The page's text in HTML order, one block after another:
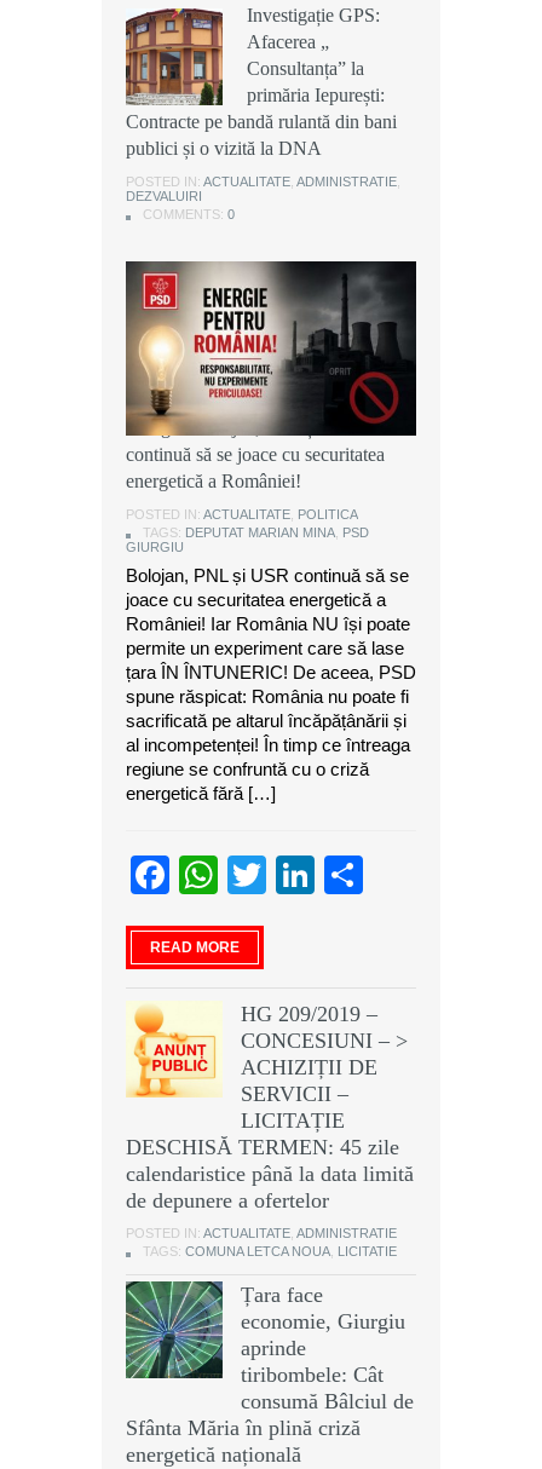
Investigație GPS:
Afacerea „
Consultanța” la
primăria Iepurești:
Contracte pe bandă rulantă din bani
publici și o vizită la DNA
POSTED IN: ACTUALITATE ADMINISTRATIE
DEZVALUIRI
COMMENTS: 0
Investigație GPS:
Afacerea „
Consultanța” la
primăria Iepurești:
Contracte pe bandă rulantă din bani
publici și o vizită la DNA
POSTED IN: ACTUALITATE ADMINISTRATIE
DEZVALUIRI
COMMENTS: 0
Investigație GPS:
Afacerea „
Consultanța” la
primăria Iepurești:
Contracte pe bandă rulantă din bani
publici și o vizită la DNA
POSTED IN: ACTUALITATE ADMINISTRATIE
DEZVALUIRI
COMMENTS: 0
Marian Mina, deputat PSD de
Giurgiu: Bolojan, PNL și USR
continuă să se joace cu securitatea
energetică a României!
POSTED IN: ACTUALITATE
POLITICA
TAGS: DEPUTAT MARIAN MINA
PSD
GIURGIU
Bolojan, PNL și USR continuă să se
joace cu securitatea energetică a
României! Iar România NU își poate
permite un experiment care să lase
țara ÎN ÎNTUNERIC! De aceea, PSD
spune răspicat: România nu poate fi
sacrificată pe altarul încăpățânării și
al incompetenței! În timp ce întreaga
regiune se confruntă cu o criză
energetică fără […]
Facebook
WhatsApp
TwitterLinkedIn
READ MORE
HG 209/2019 –
CONCESIUNI – >
ACHIZIȚII DE
SERVICII –
LICITAȚIE
DESCHISĂ TERMEN: 45 zile
calendaristice până la data limită
de depunere a ofertelor
POSTED IN: ACTUALITATE ADMINISTRATIE
TAGS: COMUNA LETCA NOUA LICITATIE
Țara face
economie, Giurgiu
aprinde
tiribombele: Cât
consumă Bâlciul de
Sfânta Măria în plină criză
energetică națională